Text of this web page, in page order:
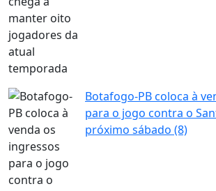
Botafogo-PB coloca à
para o jogo contra o
próximo sábado (8)